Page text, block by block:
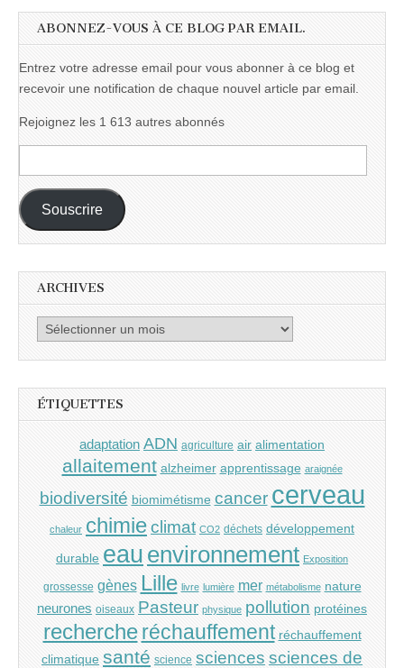
ABONNEZ-VOUS À CE BLOG PAR EMAIL.
Entrez votre adresse email pour vous abonner à ce blog et
recevoir une notification de chaque nouvel article par email.
Rejoignez les 1 613 autres abonnés
e-
mail :
Souscrire
ARCHIVES
Archives
ÉTIQUETTES
adaptation ADN agriculture air alimentation
allaitement alzheimer apprentissage araignée
biodiversité biomimétisme cancer cerveau
chaleur chimieclimat CO2 déchets développement
durable eau environnement Exposition
grossesse gènes Lille livre lumière mer métabolisme nature
neurones oiseaux Pasteur physique pollution protéines
recherche réchauffement réchauffement
climatique santé science sciences sciences de